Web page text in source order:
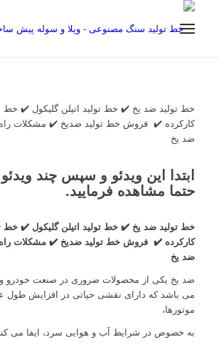
خط تولید ضد یخ ✔️ خط تولید اتیلن گلیکول ✔️ خط
کارکرده ✔️ فروش خط تولید ضدیخ ✔️ مشکلات راه
ضد یخ
ابتدا این ویدئو و سپس چند ویدئو
حتما مشاهده فرمایید.
خط تولید ضد یخ ✔️ خط تولید اتیلن گلیکول ✔️ خط
کارکرده ✔️ فروش خط تولید ضدیخ ✔️ مشکلات راه
ضد یخ
ضد یخ یکی از محصولات ضروری در صنعت خودرو و
می باشد که دارای نقشی حیاتی در افزایش طول
موتورها،
به خصوص در شرایط آب و هوایی سرد، ایفا می